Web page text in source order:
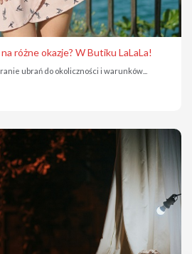
różne okazje? W Butiku LaLaLa!
ubrań do okoliczności i warunków...